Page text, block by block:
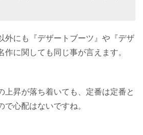
外にも『デザートブーツ』や『デザ
に関しても同じ事が言えます。
上昇が落ち着いても、定番は定番と
心配はないですね。